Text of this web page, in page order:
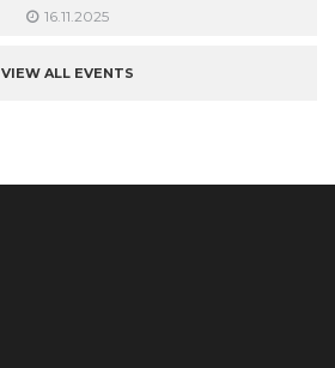
16.11.2025
VIEW ALL EVENTS